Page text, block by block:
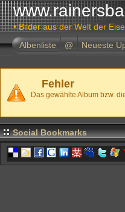
• Bilder aus der Welt der
Albenliste
@ Neueste
Fehler
Das gewählte Album bzw.
Social Bookmarks